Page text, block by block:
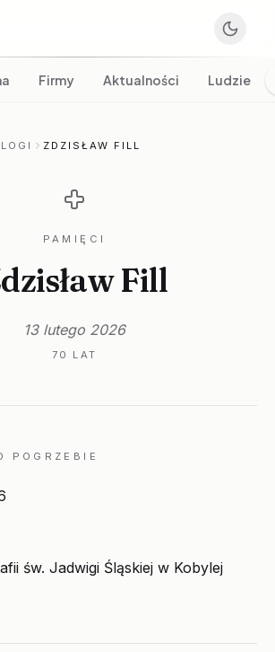
Firmy Aktualności Ludzie
ZDZISŁAW FILL
PAMIĘCI
Fill
13 lutego 2026
70 LAT
POGRZEBIE
św. Jadwigi Śląskiej w Kobylej